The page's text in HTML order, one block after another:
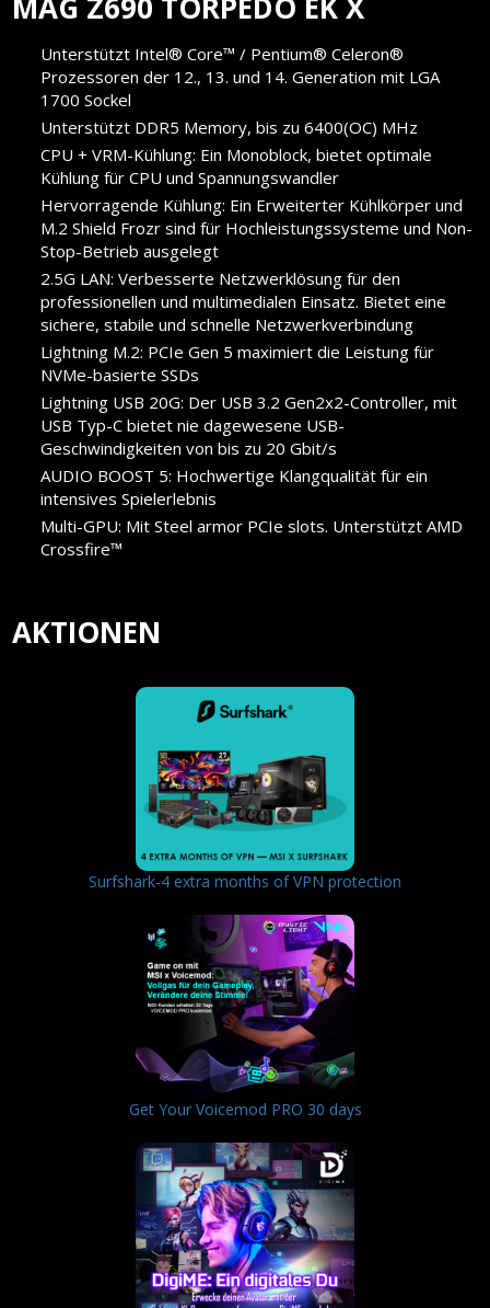
Unterstützt Intel® Core™ / Pentium® Celeron®
Prozessoren der 12., 13. und 14. Generation mit LGA
1700 Sockel
Unterstützt DDR5 Memory, bis zu 6400(OC) MHz
CPU + VRM-Kühlung: Ein Monoblock, bietet optimale
Kühlung für CPU und Spannungswandler
Hervorragende Kühlung: Ein Erweiterter Kühlkörper und
M.2 Shield Frozr sind für Hochleistungssysteme und Non-
Stop-Betrieb ausgelegt
2.5G LAN: Verbesserte Netzwerklösung für den
professionellen und multimedialen Einsatz. Bietet eine
sichere, stabile und schnelle Netzwerkverbindung
Lightning M.2: PCIe Gen 5 maximiert die Leistung für
NVMe-basierte SSDs
Lightning USB 20G: Der USB 3.2 Gen2x2-Controller, mit
USB Typ-C bietet nie dagewesene USB-
Geschwindigkeiten von bis zu 20 Gbit/s
AUDIO BOOST 5: Hochwertige Klangqualität für ein
intensives Spielerlebnis
Multi-GPU: Mit Steel armor PCIe slots. Unterstützt AMD
Crossfire™
AKTIONEN
Surfshark-4 extra months of VPN protection
Get Your Voicemod PRO 30 days